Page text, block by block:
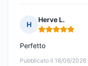
H
Herve L.
Nota: 5 su 5
Pubblicato il 18/06/2026
Perfetto